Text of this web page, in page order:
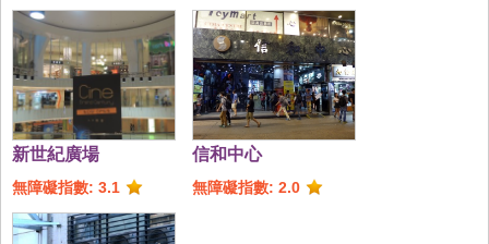
新世紀廣場
無障礙指數: 3.1
信和中心
無障礙指數: 2.0